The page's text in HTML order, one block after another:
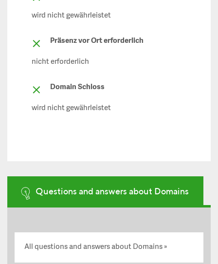
wird nicht gewährleistet
Präsenz vor Ort erforderlich
nicht erforderlich
Domain Schloss
wird nicht gewährleistet
Questions and answers about Domains
All questions and answers about Domains